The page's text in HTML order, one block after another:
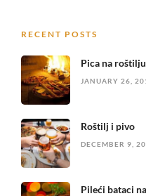
RECENT POSTS
Pica na roštilju
JANUARY 26,
Roštilj i pivo
DECEMBER 9,
Pileći bataci